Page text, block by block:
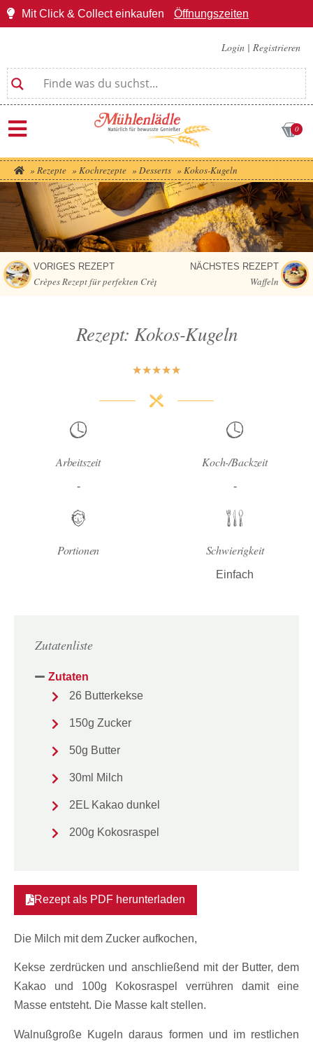
Mit Click & Collect einkaufen Öffnungszeiten
Login | Registrieren
0
» Rezepte » Kochrezepte » Desserts » Kokos-Kugeln
VORIGES REZEPT
Crèpes Rezept für perfekten Crèpes Teig
NÄCHSTES REZEPT
Waffeln
Rezept: Kokos-Kugeln
★★★★★
Arbeitszeit
-
Koch-/Backzeit
-
Portionen Schwierigkeit
Einfach
Zutatenliste
Zutaten
26 Butterkekse
150g Zucker
50g Butter
30ml Milch
2EL Kakao dunkel
200g Kokosraspel
Rezept als PDF herunterladen
Die Milch mit dem Zucker aufkochen,
Kekse zerdrücken und anschließend mit der Butter, dem
Kakao und 100g Kokosraspel verrühren damit eine
Masse entsteht. Die Masse kalt stellen.
Walnußgroße Kugeln daraus formen und im restlichen